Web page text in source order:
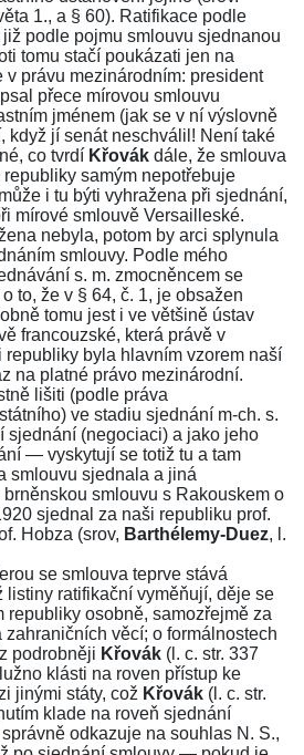
1., a § 60). Ratifikace podle
podle pojmu smlouvu sjednanou
tomu stačí poukázati jen na
v právu mezinárodním: president
přece mírovou smlouvu
jménem (jak se v ní výslovně
když jí senát neschválil! Není také
co tvrdí Křovák dále, že smlouva
samým nepotřebuje
i tu býti vyhražena při sjednání,
mírové smlouvě Versailleské.
nebyla, potom by arci splynula
smlouvy. Podle mého
s. m. zmocněncem se
to, že v § 64, č. 1, je obsažen
tomu jest i ve většině ústav
francouzské, která právě v
republiky byla hlavním vzorem naší
na platné právo mezinárodní.
lišiti (podle práva
ve stadiu sjednání m-ch. s.
sjednání (negociaci) a jako jeho
— vyskytují se totiž tu a tam
smlouvu sjednala a jiná
brněnskou smlouvu s Rakouskem o
sjednal za naši republiku prof.
Hobza (srov, Barthélemy-Duez, l.
se smlouva teprve stává
listiny ratifikační vyměňují, děje se
republiky osobně, samozřejmě za
zahraničních věcí; o formálnostech
podrobněji Křovák (l. c. str. 337
klásti na roven přístup ke
jinými státy, což Křovák (l. c. str.
klade na roveň sjednání
odkazuje na souhlas N. S.,